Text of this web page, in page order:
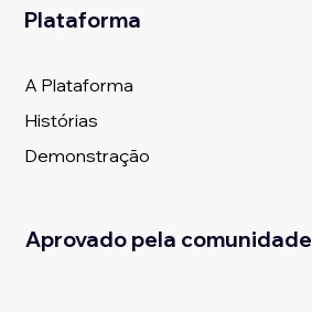
Plataforma
A Plataforma
Histórias
Demonstração
Aprovado pela comunidade